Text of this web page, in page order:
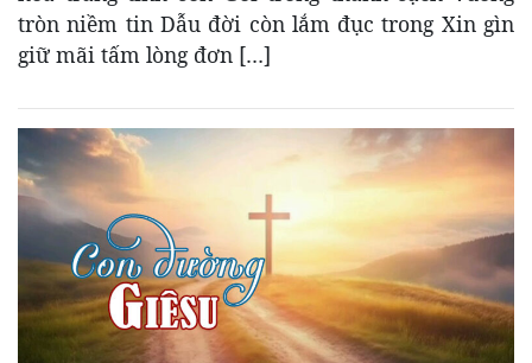
tròn niềm tin Dẫu đời còn lắm đục trong Xin gìn
giữ mãi tấm lòng đơn […]